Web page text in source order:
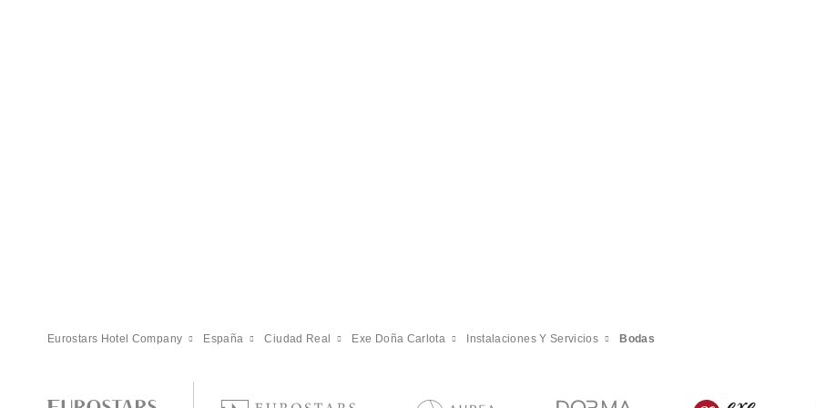
Eurostars Hotel Company España Ciudad Real Exe Doña Carlota Instalaciones Y Servicios Bodas